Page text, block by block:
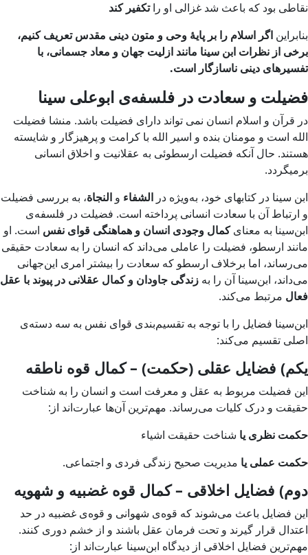
نقاطی بود که باعث شد غزالی او راتکفیر کند
بنابراین اگر اسلام را بر پایهٔ وحی و متون دینی مقدس تعریف کنیم،
برخی از نظرات ابن سینا مانند ازلیت جهان و معاد جسمانی، با
تفسیرهای دینی ناسازگار است.
فضیلت و سعادت در فلسفه‌ی ابوعلی سینا
در قرآن و اسلام انسان نمی تواند دارای فضیلت باشد. منشا فضیلت
الله است و مومنان بنده و اسیر الله با کرامت و پرهیزگار و شایسته
هستند. حال آنکه فضیلت ارسطوئی به عقلانیت و اخلاق انسانی
برمیگردد.
ابن سینا در کتابهای خود، به‌ویژه در الشفاء و النجاة، به بررسی فضیلت
و ارتباط آن با سعادت انسانی پرداخته است. فضیلت در فلسفه‌ی
ابن‌سینا به معنایکمال وجودی انسان و هماهنگی قوای نفس است. او
مانند ارسطو، فضیلت را عاملی می‌داند که انسان را به سعادت حقیقی
می‌رساند، اما برخلاف ارسطو که سعادت را بیشتر امری این‌جهانی
می‌داند، ابن‌سینا آن را به زندگی جاودان و کمال عقلانی در پیوند با عقل
فعال مرتبط می‌کند.
ابن‌سینا فضایل را با توجه به تقسیم‌بندی قوای نفس به سه دسته‌ی
اصلی تقسیم می‌کند:
یکم) فضایل عقلی (حکمت) – کمال قوه ناطقه
این فضیلت مربوط به عقل و معرفت است و انسان را به شناخت
حقیقت و درک کلیات می‌رساند. مهم‌ترین آن‌ها عبارت‌اند از:
حکمت نظری یا شناخت حقیقت اشیاء
حکمت عملی یا مدیریت صحیح زندگی فردی و اجتماعی.
دوم) فضایل اخلاقی – کمال قوه غضبیه و شهویه
این فضایل باعث می‌شوند که قوه‌ی شهوانی و قوه‌ی غضبیه در حد
اعتدال قرار گیرند و تحت فرمان عقل باشند و از خشم دوری کنند.
مهم‌ترین فضایل اخلاقی از دیدگاه ابن‌سینا عبارت‌اند از: